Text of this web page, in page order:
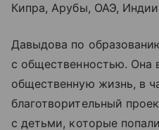
Кипра, Арубы, ОАЭ,
Давыдова по
с общественностью. Она
общественную жизнь, в
благотворительный
с детьми, которые